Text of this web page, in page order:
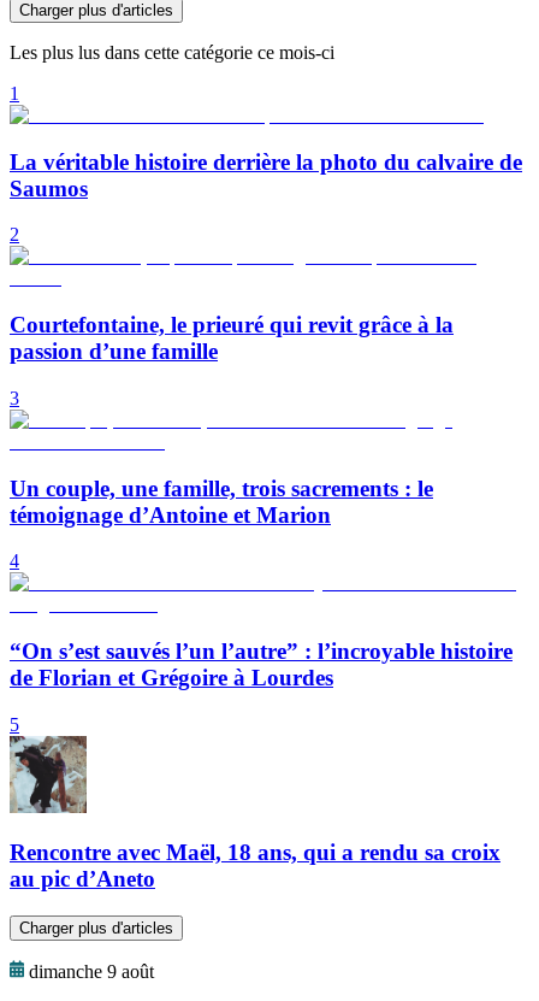
Charger plus d'articles
Les plus lus dans cette catégorie ce mois-ci
1
La véritable histoire derrière la photo du calvaire de
Saumos
2
Courtefontaine, le prieuré qui revit grâce à la
passion d’une famille
3
Un couple, une famille, trois sacrements : le
témoignage d’Antoine et Marion
4
“On s’est sauvés l’un l’autre” : l’incroyable histoire
de Florian et Grégoire à Lourdes
5
Rencontre avec Maël, 18 ans, qui a rendu sa croix
au pic d’Aneto
Charger plus d'articles
dimanche 9 août